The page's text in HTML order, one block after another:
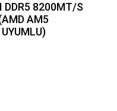
DDR5 8200MT/S
AM5